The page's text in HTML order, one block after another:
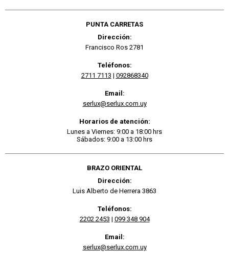
PUNTA CARRETAS
Dirección:
Francisco Ros 2781
Teléfonos:
2711 7113 | 092868340
Email:
serlux@serlux.com.uy
Horarios de atención:
Lunes a Viernes: 9:00 a 18:00 hrs
Sábados: 9:00 a 13:00 hrs
BRAZO ORIENTAL
Dirección:
Luis Alberto de Herrera 3863
Teléfonos:
2202 2453 | 099 348 904
Email:
serlux@serlux.com.uy